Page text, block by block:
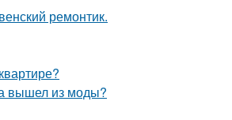
ремонтик.
вышел из моды?